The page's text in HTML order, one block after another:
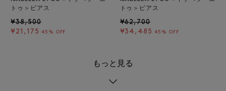
トゥ＞ピアス
¥38,500
¥21,175 45% OFF
トゥ＞ピアス
¥62,700
¥34,485 45% OFF
もっと見る